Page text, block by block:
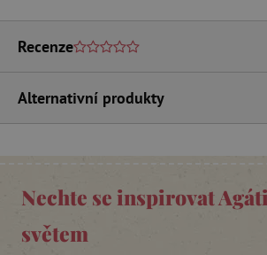
Recenze
Alternativní produkty
Nechte se inspirovat
světem